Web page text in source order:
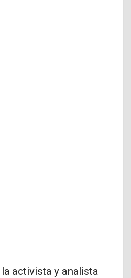
activista y analista